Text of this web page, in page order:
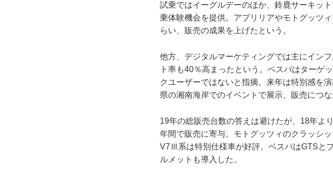
試乗ではイーグルデーのほか、鈴鹿サーキッ
乗体験機会を提供。アプリリアやモトグッツ
らい、販売の成果を上げたという。
他方、デジタルマーケティングでは主にイン
ト率も40％高まったという。ベスパはターゲ
クユーザーではないと指摘。来年は特別感を
県の湘南海岸でのイベントで展示、販売につな
19年の総販売台数の答えは避けたが、18年よ
年間で販売に寄与。モトグッツィのクラッシ
V7Ⅲ系は特別仕様車が好評。ベスパはGTSと
ルメットも導入した。